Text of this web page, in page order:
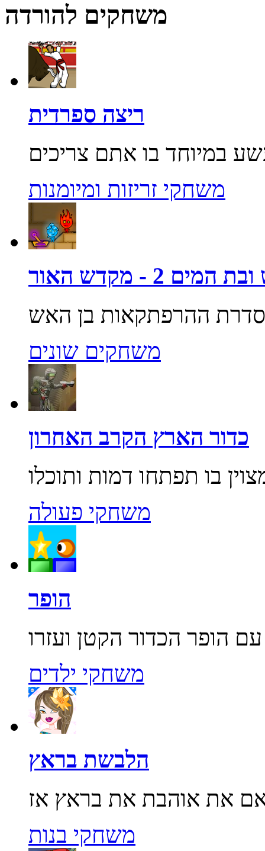
משחקים להורדה
ריצה ספרדית
משחקי זריזות ומיומנות
2 - מקדש האור
משחקים שונים
כדור הארץ הקרב האחרון
משחקי פעולה
הופר
משחקי ילדים
הלבשת בראץ
משחקי בנות